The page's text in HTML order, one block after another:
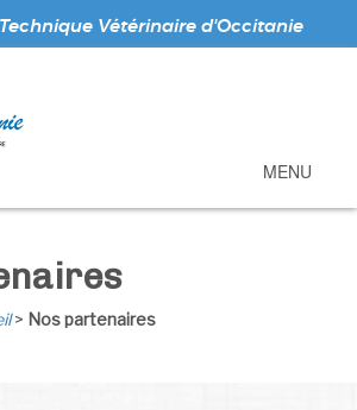
Vétérinaire d'Occitanie
MENU
> Nos partenaires